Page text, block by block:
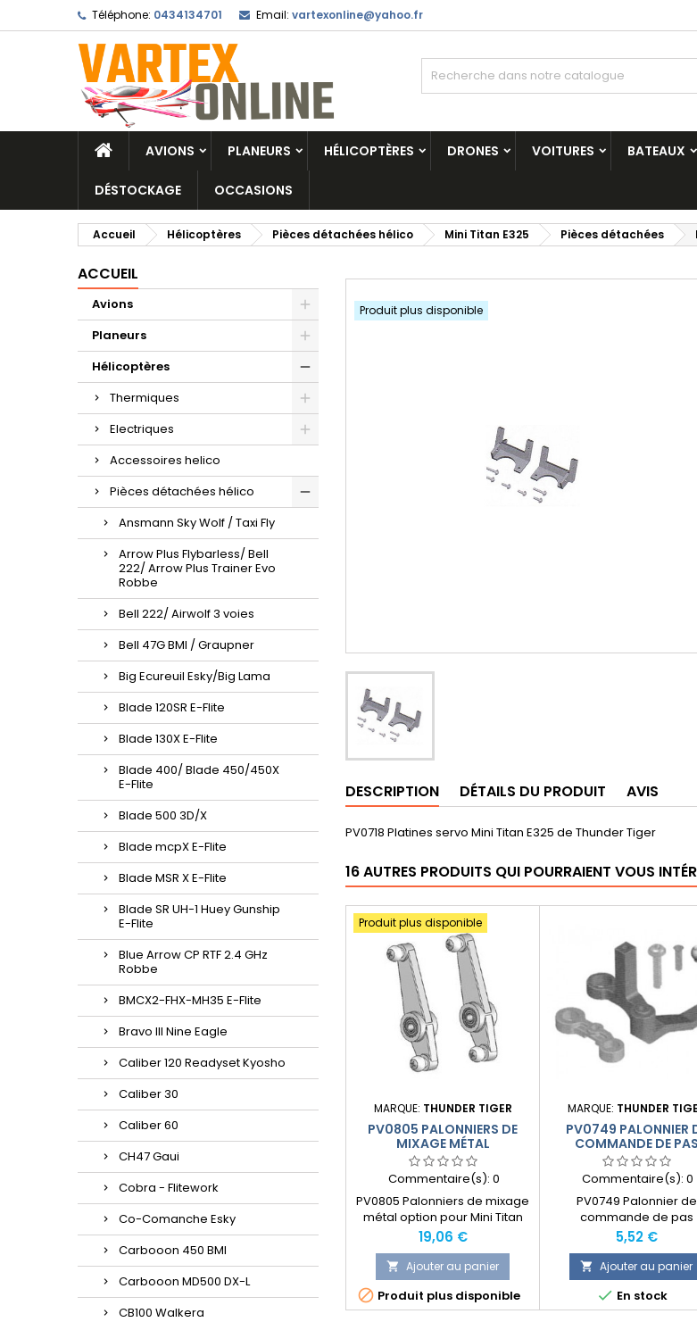
Téléphone: 0434134701 Email: vartexonline@yahoo.fr
AVIONS PLANEURS HÉLICOPTÈRES DRONES VOITURES BATEAUX
DÉSTOCKAGE OCCASIONS
Accueil Hélicoptères Pièces détachées hélico Mini Titan E325 Pièces détachées
ACCUEIL
Avions
Planeurs
Hélicoptères
Thermiques
Electriques
Accessoires helico
Pièces détachées hélico
Ansmann Sky Wolf / Taxi Fly
Arrow Plus Flybarless/ Bell
222/ Arrow Plus Trainer Evo
Robbe
Bell 222/ Airwolf 3 voies
Bell 47G BMI / Graupner
Big Ecureuil Esky/Big Lama
Blade 120SR E-Flite
Blade 130X E-Flite
Blade 400/ Blade 450/450X
E-Flite
Blade 500 3D/X
Blade mcpX E-Flite
Blade MSR X E-Flite
Blade SR UH-1 Huey Gunship
E-Flite
Blue Arrow CP RTF 2.4 GHz
Robbe
BMCX2-FHX-MH35 E-Flite
Bravo III Nine Eagle
Caliber 120 Readyset Kyosho
Caliber 30
Caliber 60
CH47 Gaui
Cobra - Flitework
Co-Comanche Esky
Carbooon 450 BMI
Carbooon MD500 DX-L
CB100 Walkera
Produit plus disponible
DESCRIPTION DÉTAILS DU PRODUIT AVIS
PV0718 Platines servo Mini Titan E325 de Thunder Tiger
16 AUTRES PRODUITS QUI POURRAIENT VOUS
Produit plus disponible
MARQUE: THUNDER TIGER
PV0805 PALONNIERS DE
MIXAGE MÉTAL
Commentaire(s): 0
PV0805 Palonniers de mixage
métal option pour Mini Titan
Prix
19,06 €
 Ajouter au panier
 Produit plus disponible
MARQUE: THUNDER
PV0749 PALONNIER
COMMANDE DE PAS
D'ANTICOUPLE
Commentaire(s): 0
PV0749 Palonnier de
commande de pas
d'anticouple Mini Titan
Thunder Tiger
Prix
5,52 €
 Ajouter au panier
 En stock